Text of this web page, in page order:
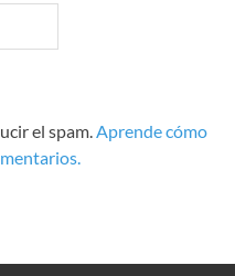
el spam. Aprende cómo